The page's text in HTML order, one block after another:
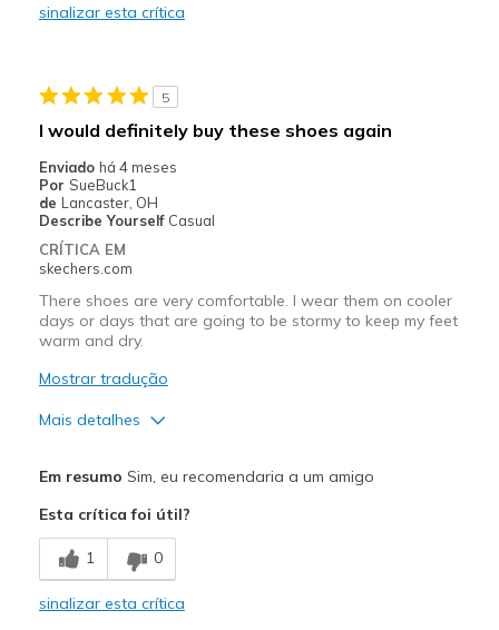
Melhores utilizações
Going Out
Travel
Working on hard cement floors
Width
Feels true to width
View On Shoes
sinalizar esta crítica
5
I would definitely buy these shoes again
Enviado há 4 meses
Por SueBuck1
de Lancaster, OH
Describe Yourself Casual
CRÍTICA EM
skechers.com
There shoes are very comfortable. I wear them on cooler
days or days that are going to be stormy to keep my feet
warm and dry.
Mostrar tradução
Mais detalhes
Comfortable
Durable
Em resumo Sim, eu recomendaria a um amigo
Esta crítica foi útil?
1 0
sinalizar esta crítica